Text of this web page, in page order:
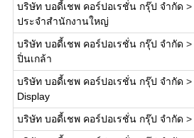
บริษัท บอดี้เชพ คอร์ปอเรชั่น กรุ๊ป จำกัด >
ประจำสำนักงานใหญ่
บริษัท บอดี้เชพ คอร์ปอเรชั่น กรุ๊ป จำกัด >
ปิ่นเกล้า
บริษัท บอดี้เชพ คอร์ปอเรชั่น กรุ๊ป จำกัด >
Display
บริษัท บอดี้เชพ คอร์ปอเรชั่น กรุ๊ป จำกัด >